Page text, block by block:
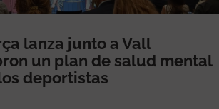
lanza junto a Vall
un plan de salud mental
deportistas